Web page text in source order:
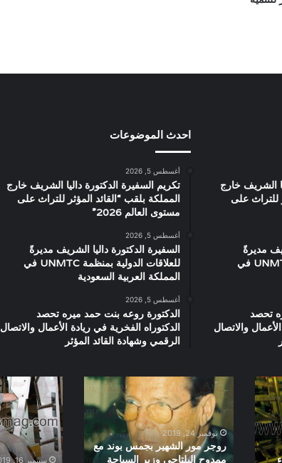
الشريف خارج
للتراث على
مديرةً
للعلاقات الدولية بمنظمة UNMTC في
تحصد
والاتصال
احدث الموضوعات
أغسطس 5, 2026
تكريم السفيرة الدكتورة داليا الشريف خارج
المملكة بلقب “القائد المؤثر للتراث على
مستوى العالم 2026”
أغسطس 5, 2026
السفيرة الدكتورة داليا الشريف مديرةً
للعلاقات الدولية بمنظمة UNMTC في
المملكة العربية السعودية
أغسطس 5, 2026
الدكتورة روعه بنت حمد ميره تحصد
الدكتوراه الفخرية في ريادة الأعمال والاتصال
الرقمي وشهادة القائد المؤثر
روجر
مور
الشهير
بجمس
بوند
مع
نوفمبر 24, 2019
روجر مور الشهير بجمس بوند مع
ممدوح البلتاجى وزير السياحة
لبلبة
سبتمبر 16, 2019